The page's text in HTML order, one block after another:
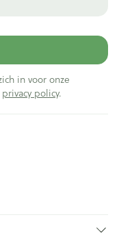
in voor onze
privacy policy.